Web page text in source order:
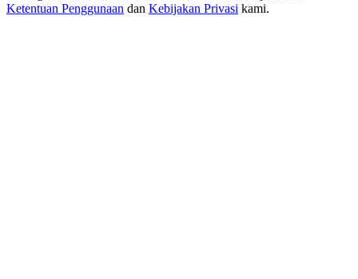
Ketentuan Penggunaan dan Kebijakan Privasi kami.